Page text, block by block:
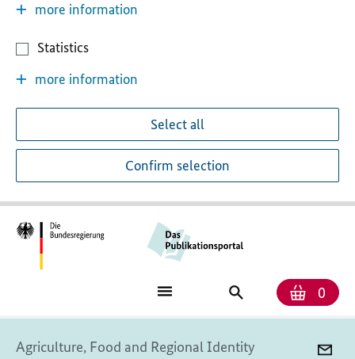
more information
Statistics
more information
Select all
Confirm selection
Search
publications
0
Agriculture, Food and Regional Identity